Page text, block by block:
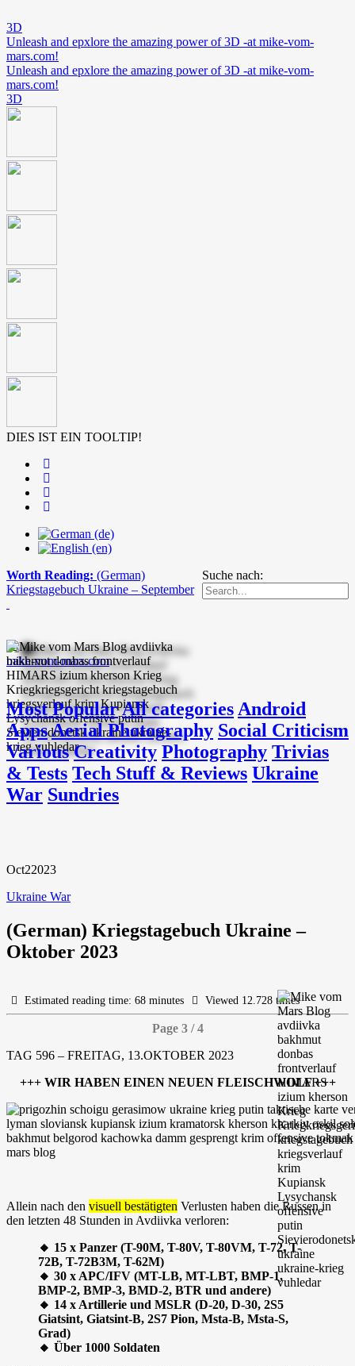
3D
Unleash and epxlore the amazing power of 3D -at mike-vom-
mars.com!
Unleash and epxlore the amazing power of 3D -at mike-vom-
mars.com!
3D
DIES IST EIN TOOLTIP!
Suche nach:
Worth Reading: (German)
Kriegstagebuch Ukraine – September
mike-vom-mars.com
Most PopularAll categories Android
AppsAerial Photography Social Criticism
Various Creativity Photography Trivias
& Tests Tech Stuff & Reviews Ukraine
War Sundries
Oct22023
Ukraine War
(German) Kriegstagebuch Ukraine –
Oktober 2023
Estimated reading time: 68 minutes Viewed 12.728 times
Page 3 / 4
TAG 596 – FREITAG, 13.OKTOBER 2023
+++ WIR HABEN EINEN NEUEN FLEISCHWOLF +++
Allein nach den visuell bestätigten Verlusten haben die Russen in
den letzten 48 Stunden in Avdiivka verloren:
🔸 15 x Panzer (T-90M, T-80V, T-80VM, T-72, T-
72B, T-72B3M, T-62M)
🔸 30 x APC/IFV (MT-LB, MT-LBT, BMP-1,
BMP-2, BMP-3, BMD-2, BTR und andere)
🔸 14 x Artillerie und MSLR (D-20, D-30, 2S5
Giatsint, Giatsint-B, 2S7 Pion, Msta-B, Msta-S,
Grad)
🔸 Über 1000 Soldaten